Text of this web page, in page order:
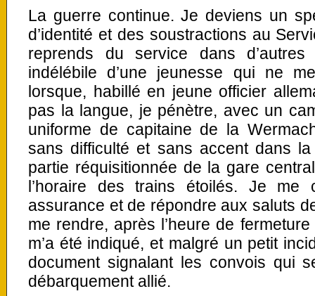
La guerre continue. Je deviens un
d’identité et des soustractions au
reprends du service dans
indélébile d’une jeunesse qui ne
lorsque, habillé en jeune officier
pas la langue, je pénètre, avec un
uniforme de capitaine de la
sans difficulté et sans accent dans
partie réquisitionnée de la gare
l’horaire des trains étoilés. Je me
assurance et de répondre aux saluts
me rendre, après l’heure de
m’a été indiqué, et malgré un petit
document signalant les convois qui
débarquement allié.